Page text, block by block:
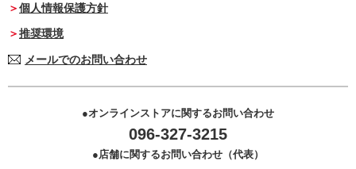
個人情報保護方針
推奨環境
メールでのお問い合わせ
オンラインストアに関するお問い合わせ
096-327-3215
店舗に関するお問い合わせ（代表）